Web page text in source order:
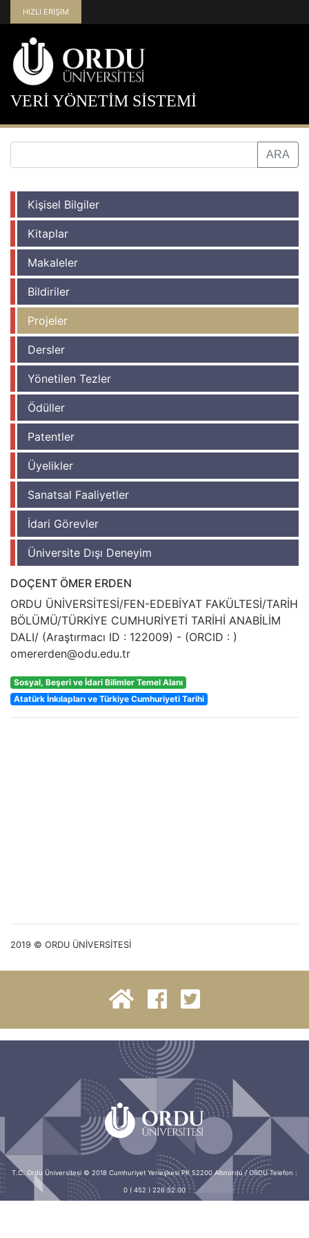
HIZLI ERİŞİM
VERİ YÖNETİM SİSTEMİ
Kişisel Bilgiler
Kitaplar
Makaleler
Bildiriler
Projeler
Dersler
Yönetilen Tezler
Ödüller
Patentler
Üyelikler
Sanatsal Faaliyetler
İdari Görevler
Üniversite Dışı Deneyim
DOÇENT ÖMER ERDEN
ORDU ÜNİVERSİTESİ/FEN-EDEBİYAT FAKÜLTESİ/TARİH
BÖLÜMÜ/TÜRKİYE CUMHURİYETİ TARİHİ ANABİLİM
DALI/ (Araştırmacı ID : 122009) - (ORCID : )
omererden@odu.edu.tr
Sosyal, Beşeri ve İdari Bilimler Temel Alanı
Atatürk İnkılapları ve Türkiye Cumhuriyeti Tarihi
2019 © ORDU ÜNİVERSİTESİ
T.C. Ordu Üniversitesi © 2018 Cumhuriyet Yerleşkesi PK 52200 Altınordu / ORDU Telefon :
0 ( 452 ) 226 52 00